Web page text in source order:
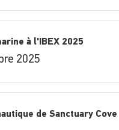
à l'IBEX 2025
2025
de Sanctuary Cove